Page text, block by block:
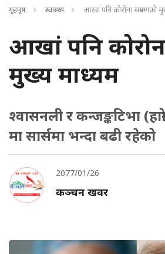
गृहपृष्ठ स्वास्थ्य आखां पनि कोरोना संक्रमणको
आखां पनि
मुख्य माध्यम
श्वासनली र कन्जङ्कटिभा
मा सार्समा भन्दा बढी रहेको
2077/01/26
कञ्चन खवर